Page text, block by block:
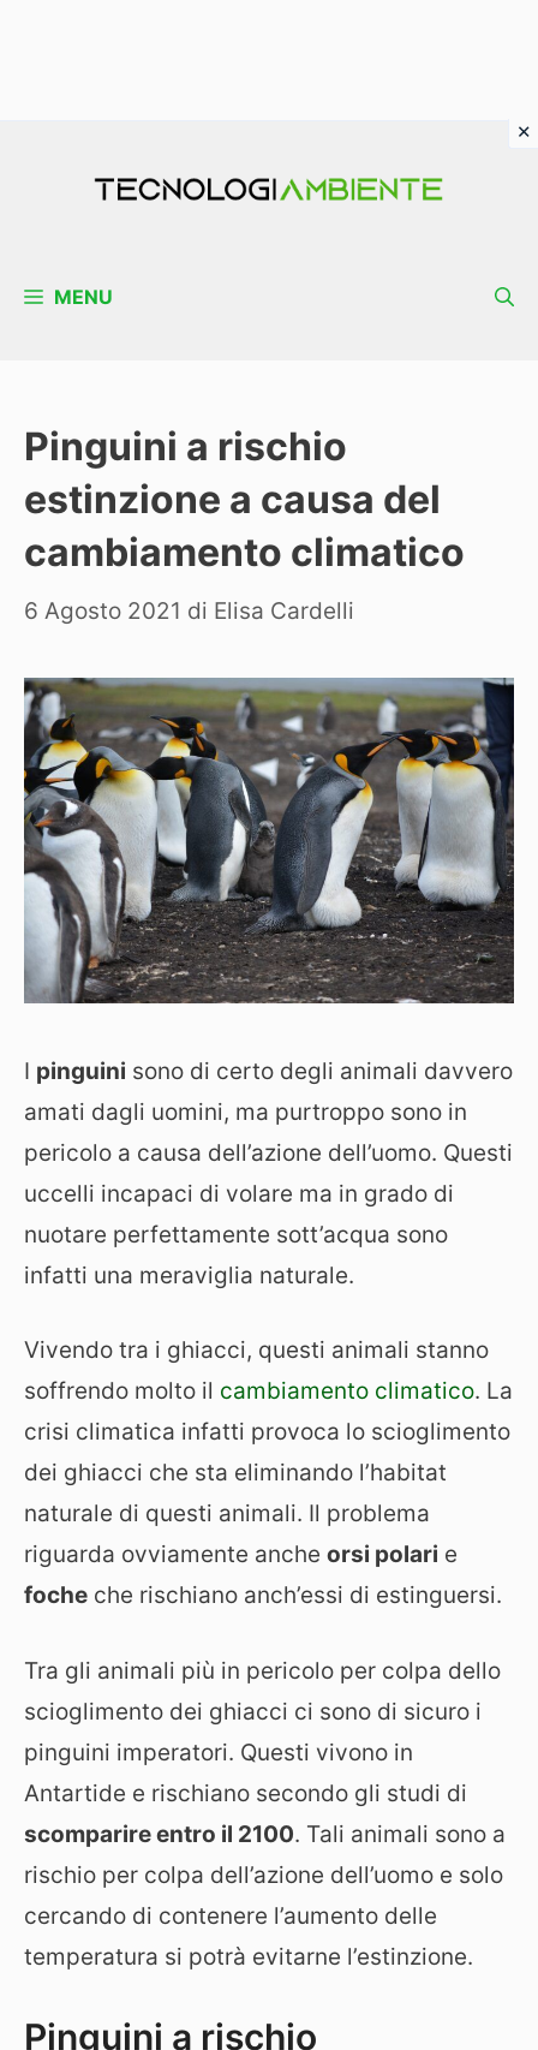
MENU
Pinguini a rischio
estinzione a causa del
cambiamento climatico
6 Agosto 2021 di Elisa Cardelli
I pinguini sono di certo degli animali davvero
amati dagli uomini, ma purtroppo sono in
pericolo a causa dell’azione dell’uomo. Questi
uccelli incapaci di volare ma in grado di
nuotare perfettamente sott’acqua sono
infatti una meraviglia naturale.
Vivendo tra i ghiacci, questi animali stanno
soffrendo molto il cambiamento climatico. La
crisi climatica infatti provoca lo scioglimento
dei ghiacci che sta eliminando l’habitat
naturale di questi animali. Il problema
riguarda ovviamente anche orsi polari e
foche che rischiano anch’essi di estinguersi.
Tra gli animali più in pericolo per colpa dello
scioglimento dei ghiacci ci sono di sicuro i
pinguini imperatori. Questi vivono in
Antartide e rischiano secondo gli studi di
scomparire entro il 2100. Tali animali sono a
rischio per colpa dell’azione dell’uomo e solo
cercando di contenere l’aumento delle
temperatura si potrà evitarne l’estinzione.
Pinguini a rischio